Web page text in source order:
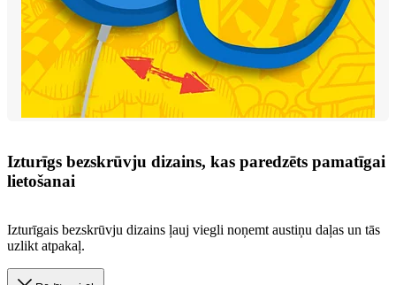
Izturīgs bezskrūvju dizains, kas paredzēts pamatīgai
lietošanai
Izturīgais bezskrūvju dizains ļauj viegli noņemt austiņu daļas un tās
uzlikt atpakaļ.